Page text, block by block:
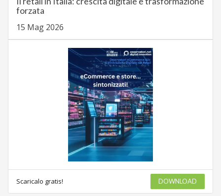
forzata
15 Mag 2026
Scaricalo gratis! DOWNLOAD